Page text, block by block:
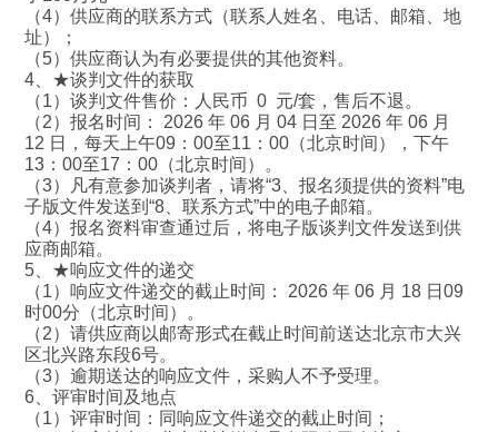
（4）供应商的联系方式（联系人姓名、电话、邮箱、地
址）；
（5）供应商认为有必要提供的其他资料。
4、★谈判文件的获取
（1）谈判文件售价：人民币 0 元/套，售后不退。
（2）报名时间： 2026 年 06 月 04 日至 2026 年 06 月
12 日，每天上午09：00至11：00（北京时间），下午
13：00至17：00（北京时间）。
（3）凡有意参加谈判者，请将“3、报名须提供的资料”电
子版文件发送到“8、联系方式”中的电子邮箱。
（4）报名资料审查通过后，将电子版谈判文件发送到供
应商邮箱。
5、★响应文件的递交
（1）响应文件递交的截止时间： 2026 年 06 月 18 日09
时00分（北京时间）。
（2）请供应商以邮寄形式在截止时间前送达北京市大兴
区北兴路东段6号。
（3）逾期送达的响应文件，采购人不予受理。
6、评审时间及地点
（1）评审时间：同响应文件递交的截止时间；